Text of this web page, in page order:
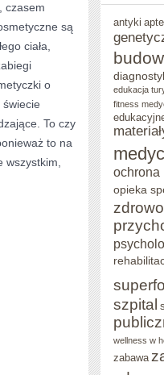
GŁÓWNEJ
MIERZE
czasem
są
ciała,
o
To czy
to na
wszystkim,
antyki
edukacja
fitness
ochrona
opieka
szpital
wellness w
zabawa